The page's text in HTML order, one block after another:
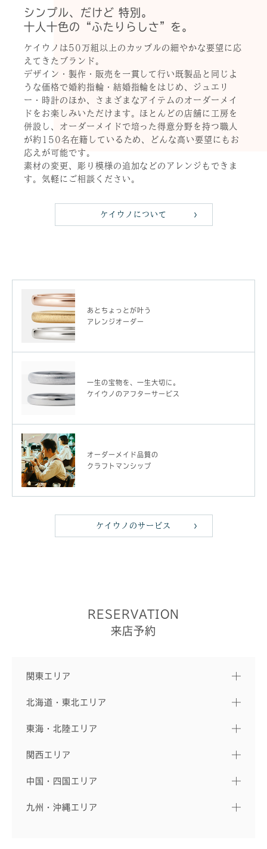
シンプル、だけど 特別。
十人十色の“ふたりらしさ”を。
ケイウノは50万組以上のカップルの細やかな要望に応
えてきたブランド。
デザイン・製作・販売を一貫して行い既製品と同じよ
うな価格で婚約指輪・結婚指輪をはじめ、ジュエリ
ー・時計のほか、さまざまなアイテムのオーダーメイ
ドをお楽しみいただけます。ほとんどの店舗に工房を
併設し、オーダーメイドで培った得意分野を持つ職人
が約150名在籍しているため、どんな高い要望にもお
応えが可能です。
素材の変更、彫り模様の追加などのアレンジもできま
す。気軽にご相談ください。
ケイウノについて
あとちょっとが叶う
アレンジオーダー
一生の宝物を、一生大切に。
ケイウノのアフターサービス
オーダーメイド品質の
クラフトマンシップ
ケイウノのサービス
RESERVATION
来店予約
関東エリア
北海道・東北エリア
東海・北陸エリア
関西エリア
中国・四国エリア
九州・沖縄エリア